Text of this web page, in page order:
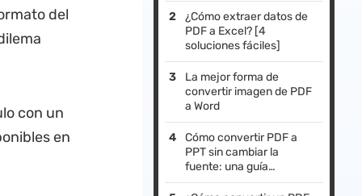
del
con un
en
¿Cómo extraer datos de
PDF a Excel? [4
soluciones fáciles]
La mejor forma de
convertir imagen de PDF
a Word
Cómo convertir PDF a
PPT sin cambiar la
fuente: una guía
completa